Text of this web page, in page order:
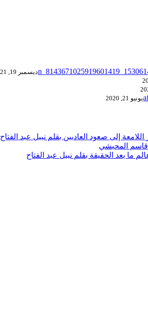
ديسمبر 19, 2021
يونيو 21, 2020
إلى صعود العاديين بقلم نبيل عبد الفتاح
قاسم المحبشي
ما بعد الحقيقة بقلم نبيل عبد الفتاح